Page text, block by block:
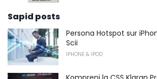
Sapid posts
Persona Hotspot sur
Scii
IPHONE & IPOD